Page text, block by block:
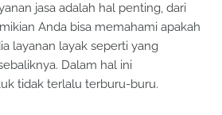
jasa adalah hal penting, dari
Anda bisa memahami apakah
layanan layak seperti yang
Dalam hal ini
tidak terlalu terburu-buru.